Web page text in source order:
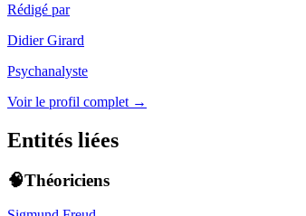
Rédigé par
Didier Girard
Psychanalyste
Voir le profil complet →
Entités liées
🧠Théoriciens